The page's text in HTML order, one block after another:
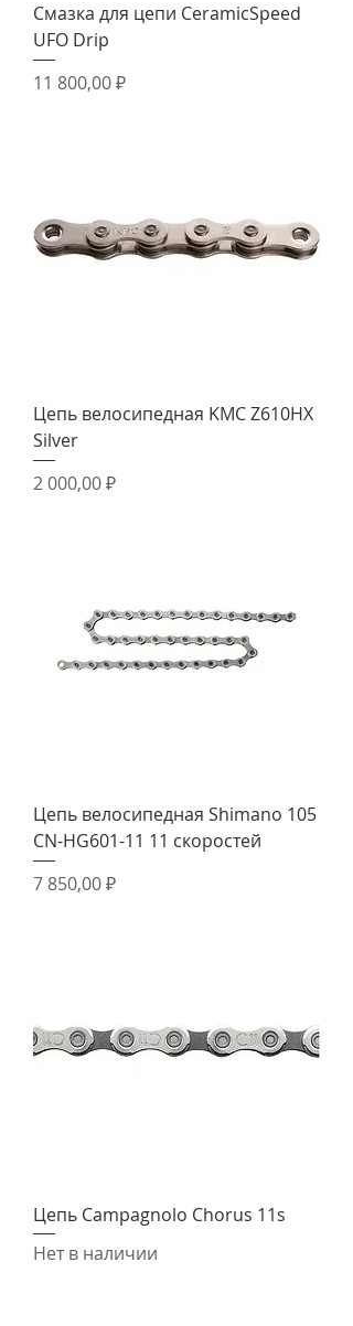
Смазка для цепи CeramicSpeed
UFO Drip
Цена
11 800,00 ₽
Цепь велосипедная KMC Z610HX
Silver
Цена
2 000,00 ₽
Цепь велосипедная Shimano 105
CN-HG601-11 11 скоростей
Цена
7 850,00 ₽
Цепь Campagnolo Chorus 11s
Нет в наличии